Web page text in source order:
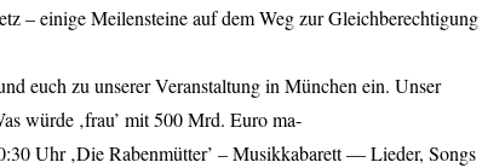
– einige Meilensteine auf dem Weg zur Gleichberechtigung
euch zu unserer Veranstaltung in München ein. Unser
würde ‚frau’ mit 500 Mrd. Euro ma-
Uhr ‚Die Rabenmütter’ – Musikkabarett — Lieder, Songs